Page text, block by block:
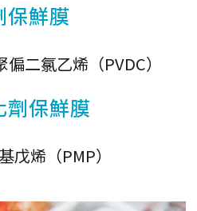
保鮮膜
二氯乙烯（PVDC）
保鮮膜
戊烯（PMP）